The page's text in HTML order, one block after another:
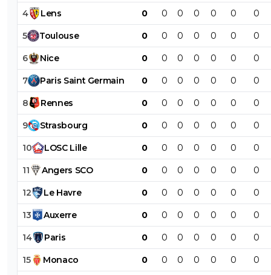
4 Lens 0 0 0 0 0 0 0
5 Toulouse 0 0 0 0 0 0 0
6 Nice 0 0 0 0 0 0 0
7 Paris Saint Germain 0 0 0 0 0 0 0
8 Rennes 0 0 0 0 0 0 0
9 Strasbourg 0 0 0 0 0 0 0
10 LOSC Lille 0 0 0 0 0 0 0
11 Angers SCO 0 0 0 0 0 0 0
12 Le Havre 0 0 0 0 0 0 0
13 Auxerre 0 0 0 0 0 0 0
14 Paris 0 0 0 0 0 0 0
15 Monaco 0 0 0 0 0 0 0